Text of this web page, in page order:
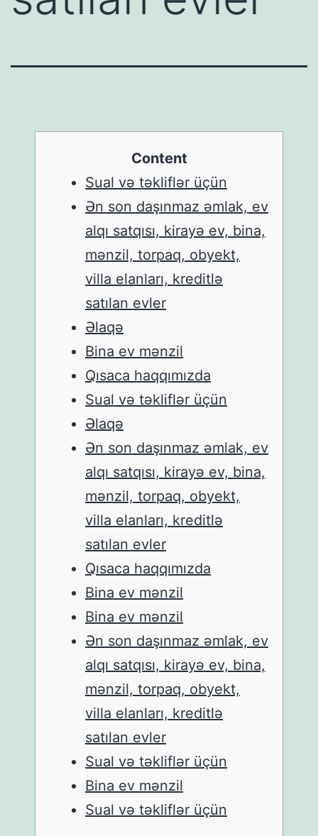
Content
Sual və təkliflər üçün
Ən son daşınmaz əmlak, ev
alqı satqısı, kirayə ev, bina,
mənzil, torpaq, obyekt,
villa elanları, kreditlə
satılan evler
Əlaqə
Bina ev mənzil
Qısaca haqqımızda
Sual və təkliflər üçün
Əlaqə
Ən son daşınmaz əmlak, ev
alqı satqısı, kirayə ev, bina,
mənzil, torpaq, obyekt,
villa elanları, kreditlə
satılan evler
Qısaca haqqımızda
Bina ev mənzil
Bina ev mənzil
Ən son daşınmaz əmlak, ev
alqı satqısı, kirayə ev, bina,
mənzil, torpaq, obyekt,
villa elanları, kreditlə
satılan evler
Sual və təkliflər üçün
Bina ev mənzil
Sual və təkliflər üçün